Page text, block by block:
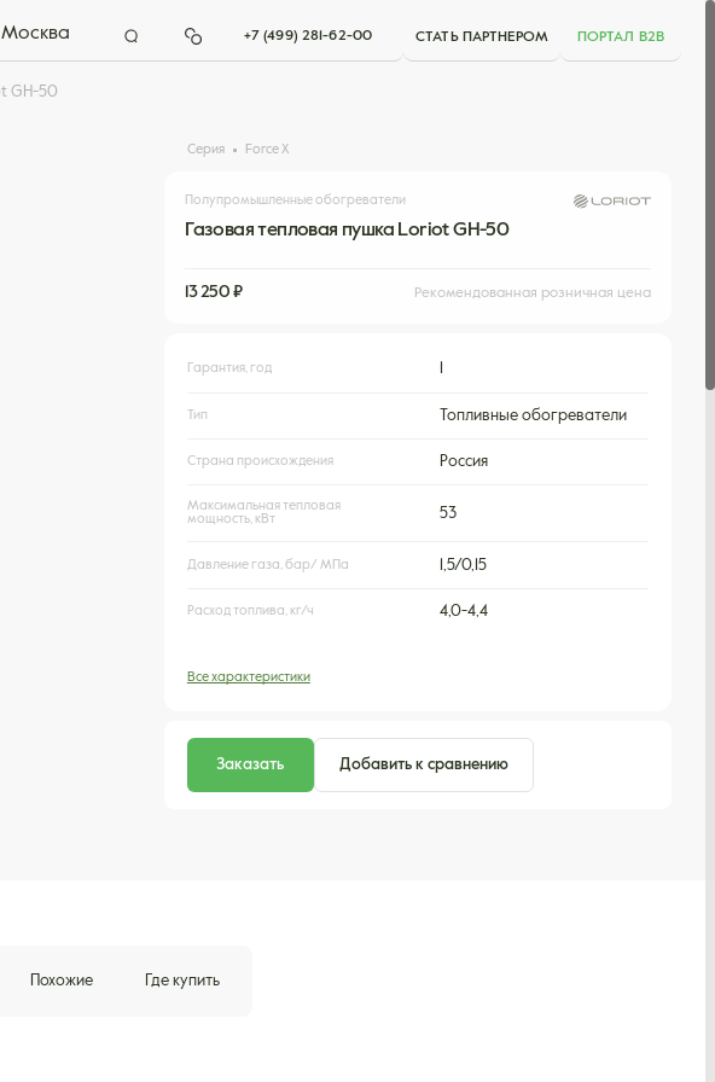
Москва +7 (499) 281-62-00 СТАТЬ ПАРТНЕРОМ ПОРТАЛ B2B
GH-50
Серия Force X
Полупромышленные обогреватели
Газовая тепловая пушка Loriot GH-50
13 250 ₽ Рекомендованная розничная цена
Гарантия, год
Тип Топливные обогреватели
Страна происхождения Россия
Максимальная тепловая
мощность, кВт
53
Давление газа, бар/ МПа 1,5/0,15
Расход топлива, кг/ч 4,0-4,4
Все характеристики
Заказать Добавить к сравнению
Похожие Где купить